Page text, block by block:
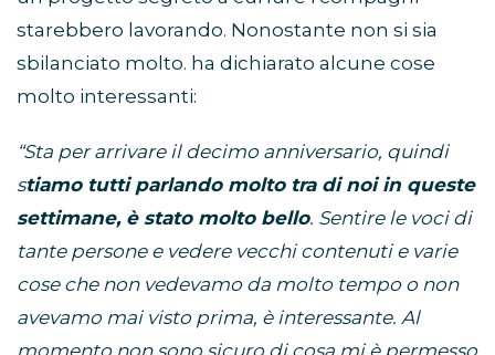
starebbero lavorando. Nonostante non si sia
sbilanciato molto. ha dichiarato alcune cose
molto interessanti:
“Sta per arrivare il decimo anniversario, quindi
stiamo tutti parlando molto tra di noi in queste
settimane, è stato molto bello. Sentire le voci di
tante persone e vedere vecchi contenuti e varie
cose che non vedevamo da molto tempo o non
avevamo mai visto prima, è interessante. Al